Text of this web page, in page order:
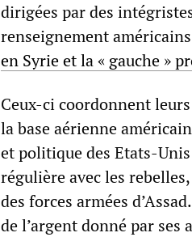
dirigées par des
renseignement
en Syrie et la « gauche »
Ceux-ci coordonnent
la base aérienne
et politique des Etats-
régulière avec les
des forces armées d’Assad.
de l’argent donné par